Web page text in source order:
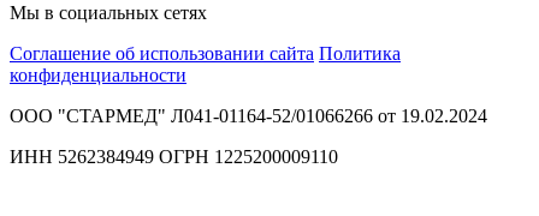
Мы в социальных сетях
Соглашение об использовании сайта Политика
конфиденциальности
ООО "СТАРМЕД" Л041-01164-52/01066266 от 19.02.2024
ИНН 5262384949 ОГРН 1225200009110